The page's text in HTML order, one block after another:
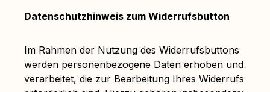
Datenschutzhinweis zum Widerrufsbutton
Im Rahmen der Nutzung des Widerrufsbuttons
werden personenbezogene Daten erhoben und
verarbeitet, die zur Bearbeitung Ihres Widerrufs